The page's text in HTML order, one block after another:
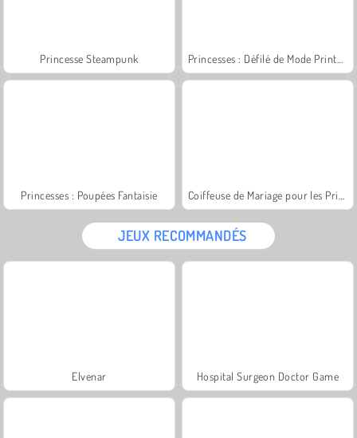
Princesse Steampunk
Princesses : Poupées Fantaisie
JEUX RECOMMANDÉS
Elvenar Hospital Surgeon Doctor Game